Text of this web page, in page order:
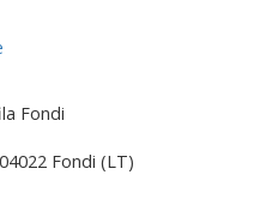
Fondi
Fondi (LT)